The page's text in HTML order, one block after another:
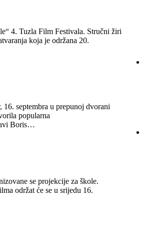
4. Tuzla Film Festivala. Stručni žiri
koja je održana 20.
septembra u prepunoj dvorani
popularna
Boris…
se projekcije za škole.
održat će se u srijedu 16.